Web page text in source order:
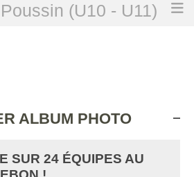
(U10 - U11)
ALBUM PHOTO
SUR 24 ÉQUIPES AU